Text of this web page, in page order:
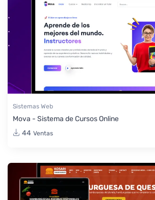
Sistemas Web
Mova - Sistema de Cursos Online
44 Ventas